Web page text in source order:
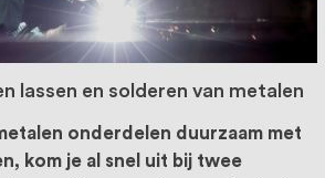
lassen en solderen van metalen
onderdelen duurzaam met
kom je al snel uit bij twee